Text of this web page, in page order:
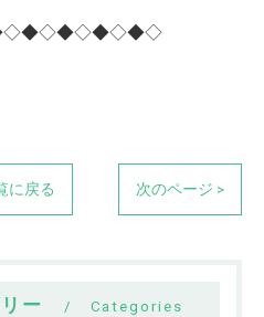
に戻る 次のページ >
ー Categories